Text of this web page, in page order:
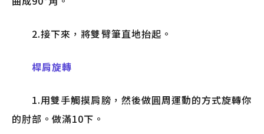
2.接下來，將雙臂筆直地抬起。
桿肩旋轉
1.用雙手觸摸肩膀，然後做圓周運動的方式旋轉你
的肘部。做滿10下。